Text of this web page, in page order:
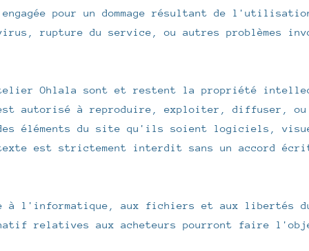
pour un dommage résultant de
rupture du service, ou autres problèmes
Ohlala sont et restent la propriété
autorisé à reproduire, exploiter, diffuser,
éléments du site qu'ils soient logiciels,
est strictement interdit sans un accord
à l'informatique, aux fichiers et aux libertés
relatives aux acheteurs pourront faire